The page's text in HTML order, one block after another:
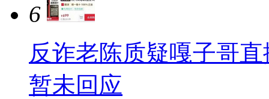
6
反诈老陈质疑嘎子哥
暂未回应